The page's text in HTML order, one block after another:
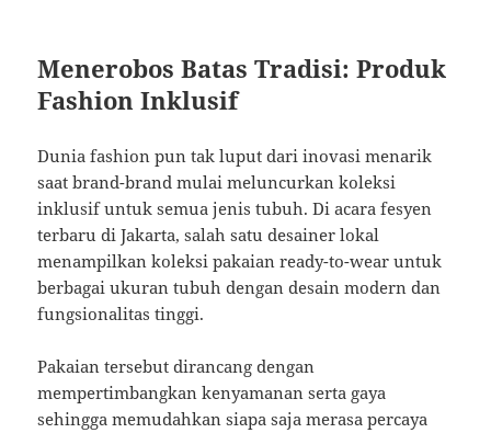
Menerobos Batas Tradisi: Produk
Fashion Inklusif
Dunia fashion pun tak luput dari inovasi menarik
saat brand-brand mulai meluncurkan koleksi
inklusif untuk semua jenis tubuh. Di acara fesyen
terbaru di Jakarta, salah satu desainer lokal
menampilkan koleksi pakaian ready-to-wear untuk
berbagai ukuran tubuh dengan desain modern dan
fungsionalitas tinggi.
Pakaian tersebut dirancang dengan
mempertimbangkan kenyamanan serta gaya
sehingga memudahkan siapa saja merasa percaya